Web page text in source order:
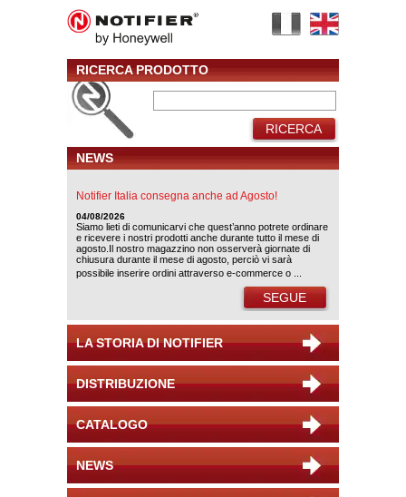
RICERCA PRODOTTO
RICERCA
NEWS
Notifier Italia consegna anche ad Agosto!
04/08/2026
Siamo lieti di comunicarvi che quest’anno potrete ordinare
e ricevere i nostri prodotti anche durante tutto il mese di
agosto.Il nostro magazzino non osserverà giornate di
chiusura durante il mese di agosto, perciò vi sarà
possibile inserire ordini attraverso e-commerce o ...
SEGUE
LA STORIA DI NOTIFIER
DISTRIBUZIONE
CATALOGO
NEWS